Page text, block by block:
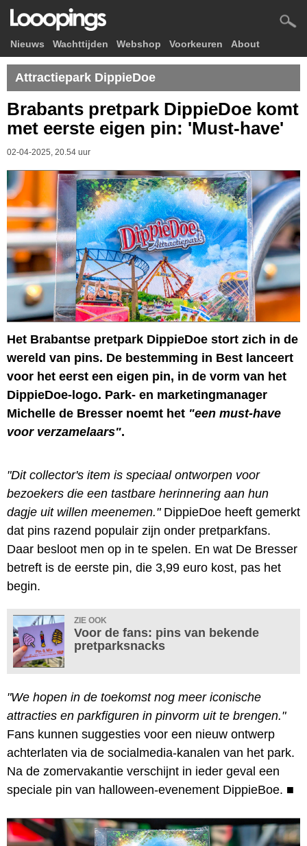
Nieuws Wachttijden Webshop Voorkeuren About
Attractiepark DippieDoe
Brabants pretpark DippieDoe komt
met eerste eigen pin: 'Must-have'
02-04-2025, 20.54 uur
Het Brabantse pretpark DippieDoe stort zich in de
wereld van pins. De bestemming in Best lanceert
voor het eerst een eigen pin, in de vorm van het
DippieDoe-logo. Park- en marketingmanager
Michelle de Bresser noemt het "een must-have
voor verzamelaars".
"Dit collector's item is speciaal ontworpen voor
bezoekers die een tastbare herinnering aan hun
dagje uit willen meenemen."DippieDoe heeft gemerkt
dat pins razend populair zijn onder pretparkfans.
Daar besloot men op in te spelen. En wat De Bresser
betreft is de eerste pin, die 3,99 euro kost, pas het
begin.
ZIE OOK
Voor de fans: pins van bekende
pretparksnacks
"We hopen in de toekomst nog meer iconische
attracties en parkfiguren in pinvorm uit te brengen."
Fans kunnen suggesties voor een nieuw ontwerp
achterlaten via de socialmedia-kanalen van het park.
Na de zomervakantie verschijnt in ieder geval een
speciale pin van halloween-evenement DippieBoe. ■